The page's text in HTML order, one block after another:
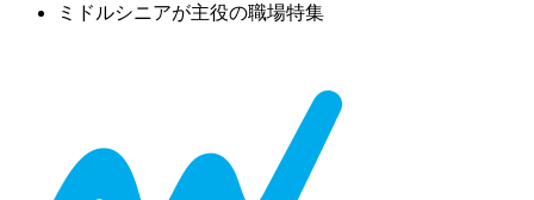
ミドルシニアが主役の職場特集